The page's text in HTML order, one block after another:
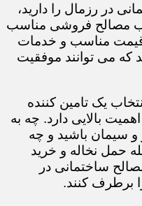
در رزمال را دارید،
مصالح فروشی مناسب
قیمت مناسب و خدمات
که می توانند موفقیت
یک تامین کننده
بالایی دارد. چه به
و سیمان باشید و چه
حمل نخاله و خرید
ساختمانی در
برطرف کنند.